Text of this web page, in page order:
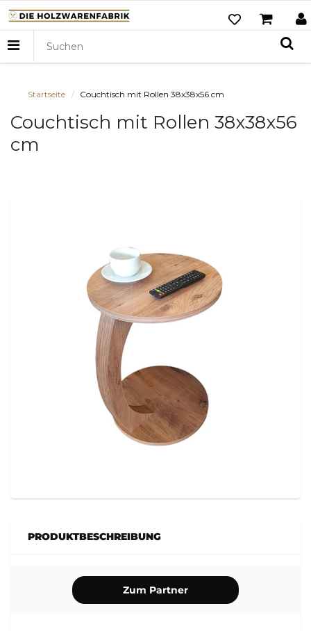
Startseite Couchtisch mit Rollen 38x38x56 cm
Couchtisch mit Rollen 38x38x56
cm
PRODUKTBESCHREIBUNG
Zum Partner